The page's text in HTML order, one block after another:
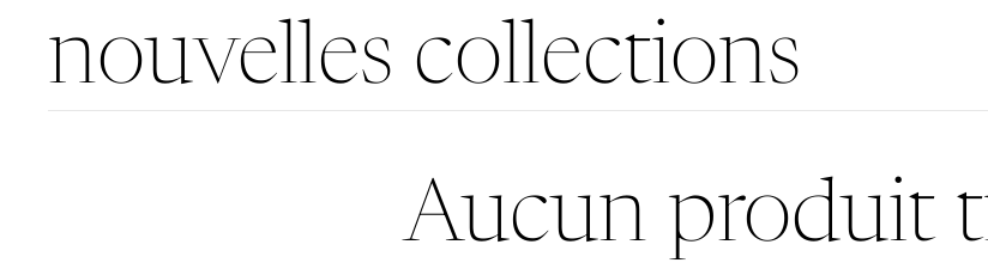
nouvelles collections
Aucun produit